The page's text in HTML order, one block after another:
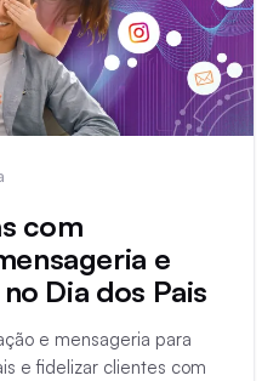
com
e
Dia dos Pais
e mensageria para
e fidelizar clientes com